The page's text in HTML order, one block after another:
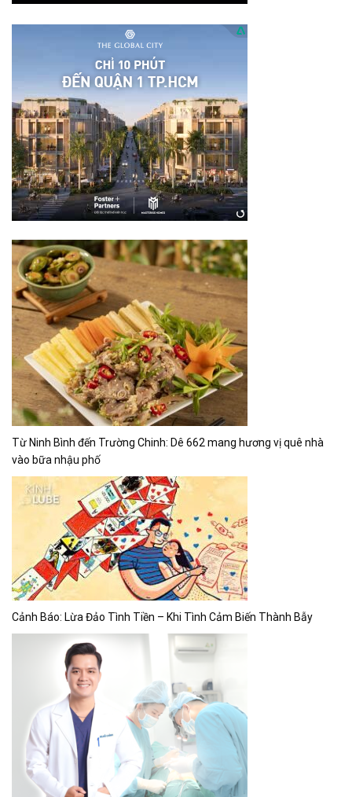
Từ Ninh Bình đến Trường Chinh: Dê 662 mang hương vị quê nhà
vào bữa nhậu phố
Cảnh Báo: Lừa Đảo Tình Tiền – Khi Tình Cảm Biến Thành Bẫy